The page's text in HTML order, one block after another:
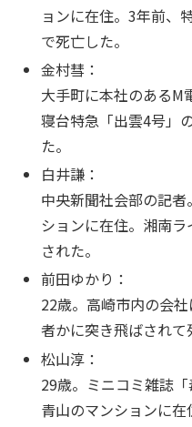
ョンに在住。3年前、
で死亡した。
金村彗：
大手町に本社のあるM
寝台特急「出雲4号」
た。
白井謙：
中央新聞社会部の記
ションに在住。湘南
された。
前田ゆかり：
22歳。高崎市内の会
者かに突き飛ばされて
松山淳：
29歳。ミニコミ雑誌
青山のマンションに